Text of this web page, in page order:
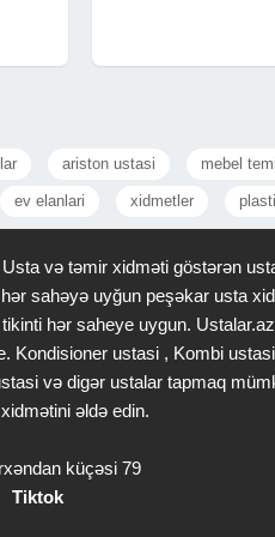
ariston ustasi mebel
ev elanlari xidmetler
və təmir xidməti göstərən
sahəyə uyğun peşəkar usta
hər saheye uygun.
Kondisioner ustasi , Kombi
və digər ustalar tapmaq
əldə edin.
küçəsi 79
Tiktok